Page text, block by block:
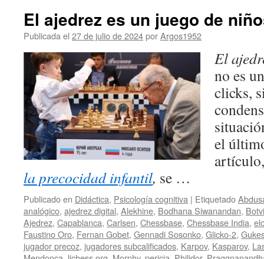
El ajedrez es un juego de
Publicada el 27 de julio de 2024porArgos1952
El
no es
clicks,
el
la precocidad infantil, se …
Publicado en Didáctica, Psicología cognitiva | Etiquetado
analógico, ajedrez digital, Alekhine, Bodhana Siwanandan,
Ajedrez, Capablanca, Carlsen, Chessbase, Chessbase India,
Faustino Oro, Fernan Gobet, Gennadi Sosonko, Glicko-2,
jugador precoz, jugadores subcalificados, Karpov, Kasparov,